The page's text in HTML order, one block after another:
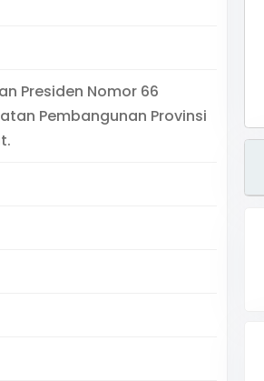
Presiden Nomor 66
Pembangunan Provinsi